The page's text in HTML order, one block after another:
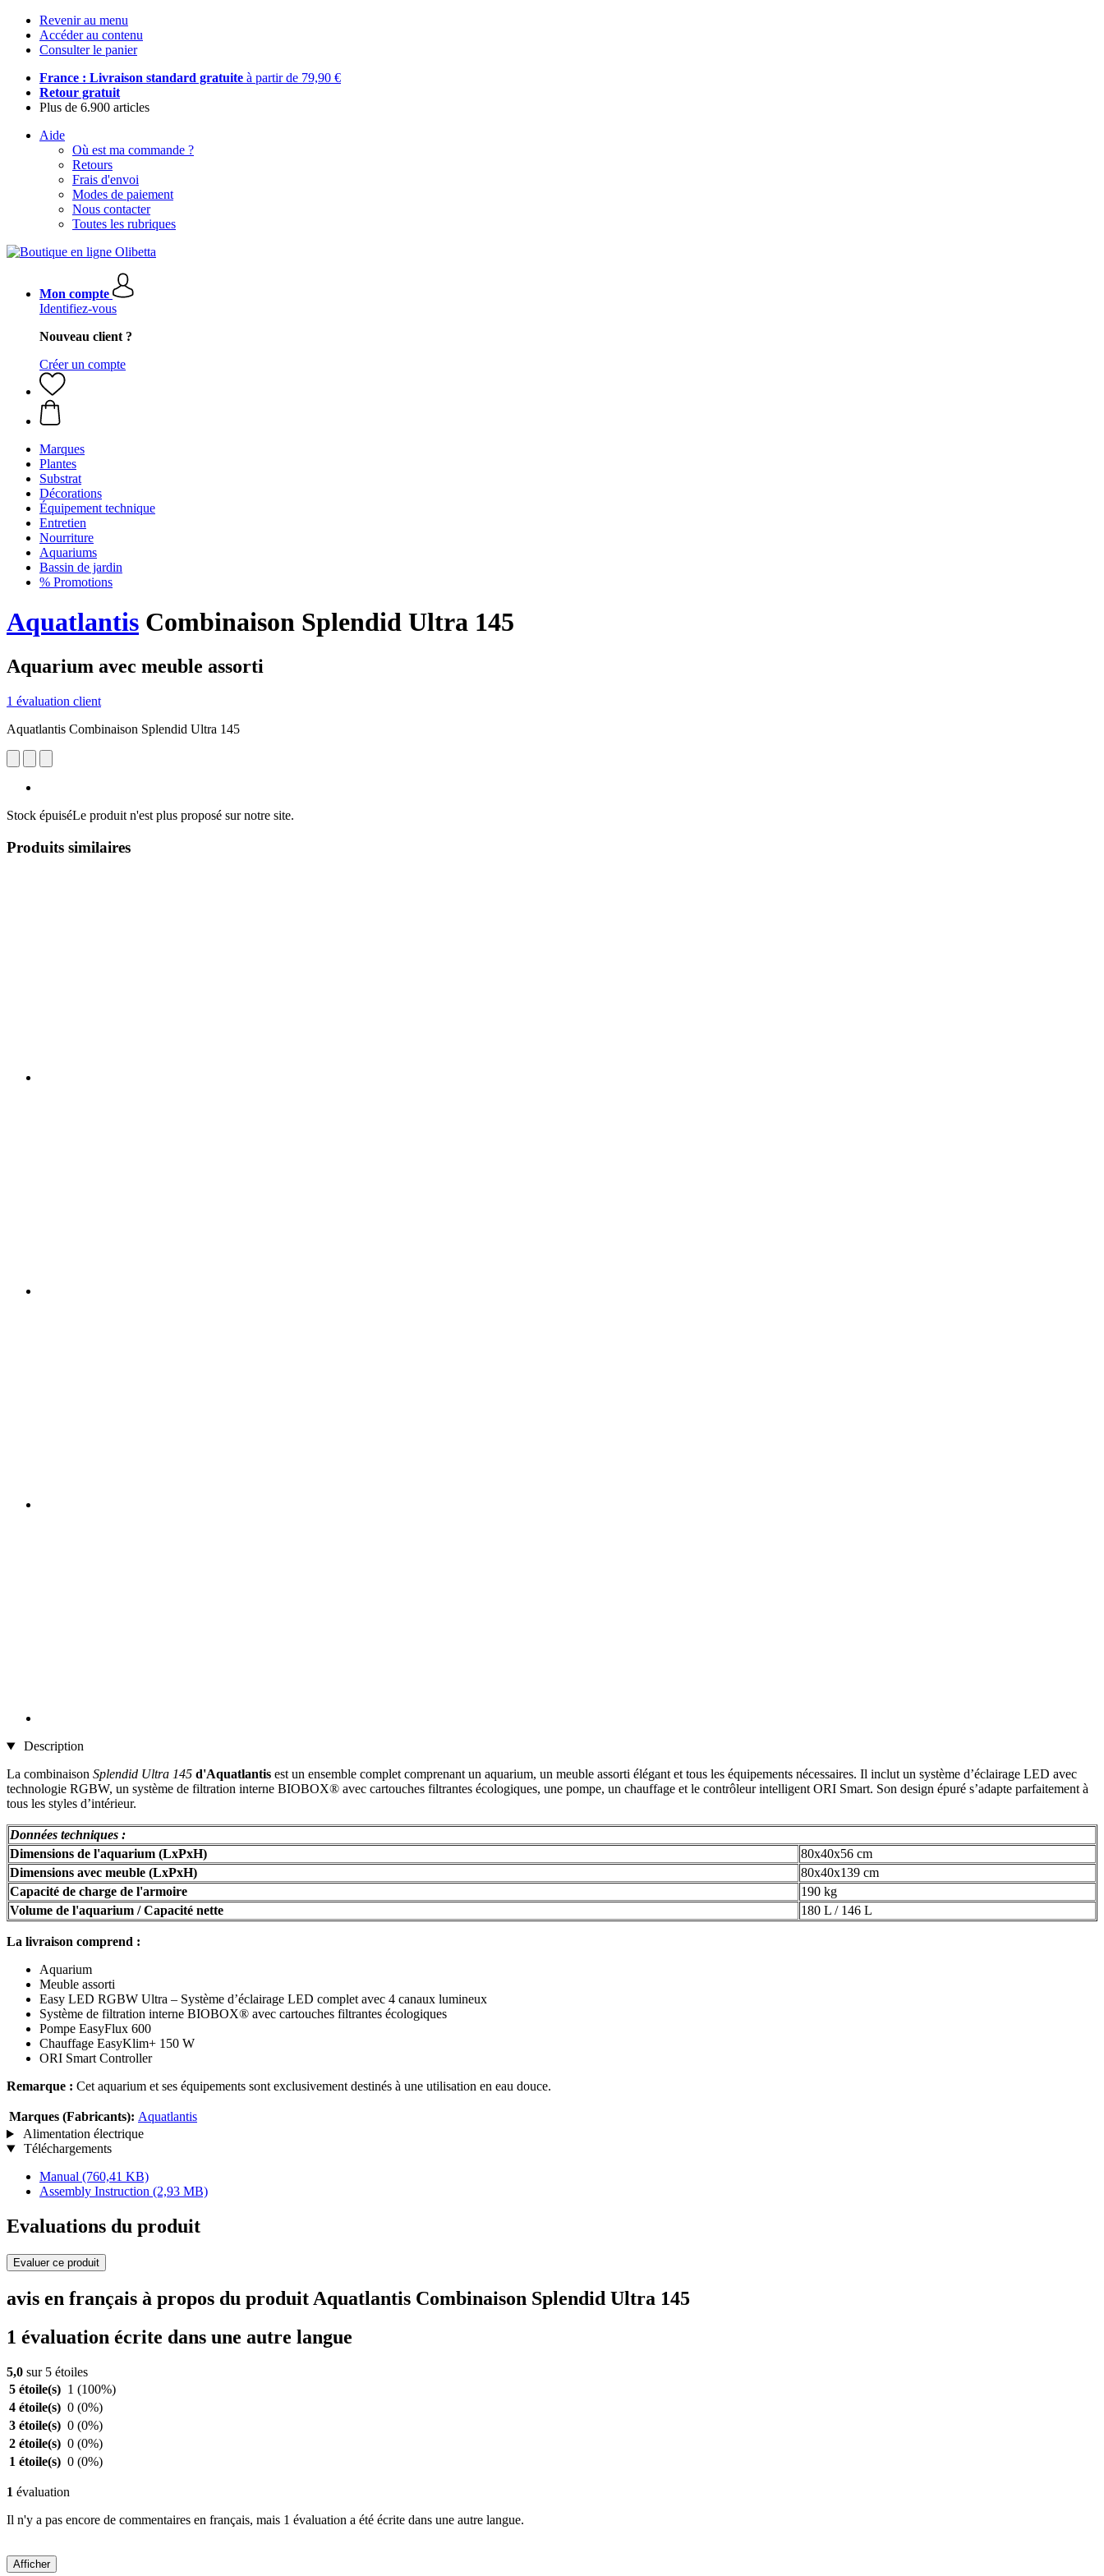
Revenir au menu
Accéder au contenu
Consulter le panier
France : Livraison standard gratuite à partir de 79,90 €
Retour gratuit
Plus de 6.900 articles
Aide
Où est ma commande ?
Retours
Frais d'envoi
Modes de paiement
Nous contacter
Toutes les rubriques
Mon compte
Identifiez-vous
Nouveau client ?
Créer un compte
Marques
Plantes
Substrat
Décorations
Équipement technique
Entretien
Nourriture
Aquariums
Bassin de jardin
% Promotions
Aquatlantis Combinaison Splendid Ultra 145
Aquarium avec meuble assorti
1 évaluation client
Aquatlantis Combinaison Splendid Ultra 145
Stock épuiséLe produit n'est plus proposé sur notre site.
Produits similaires
Description
La combinaison Splendid Ultra 145 d'Aquatlantis est un ensemble complet comprenant un aquarium, un meuble assorti élégant et tous les équipements nécessaires. Il inclut un système d’éclairage LED avec
technologie RGBW, un système de filtration interne BIOBOX® avec cartouches filtrantes écologiques, une pompe, un chauffage et le contrôleur intelligent ORI Smart. Son design épuré s’adapte parfaitement à
tous les styles d’intérieur.
Données techniques :
Dimensions de l'aquarium (LxPxH)
80x40x56 cm
Dimensions avec meuble (LxPxH)
80x40x139 cm
Capacité de charge de l'armoire
190 kg
Volume de l'aquarium / Capacité nette
180 L / 146 L
La livraison comprend :
Aquarium
Meuble assorti
Easy LED RGBW Ultra – Système d’éclairage LED complet avec 4 canaux lumineux
Système de filtration interne BIOBOX® avec cartouches filtrantes écologiques
Pompe EasyFlux 600
Chauffage EasyKlim+ 150 W
ORI Smart Controller
Remarque : Cet aquarium et ses équipements sont exclusivement destinés à une utilisation en eau douce.
Marques (Fabricants): Aquatlantis
Alimentation électrique
Téléchargements
Manual (760,41 KB)
Assembly Instruction (2,93 MB)
Evaluations du produit
Evaluer ce produit
avis en français à propos du produit Aquatlantis Combinaison Splendid Ultra 145
1 évaluation écrite dans une autre langue
5,0 sur 5 étoiles
5 étoile(s) 1 (100%)
4 étoile(s) 0 (0%)
3 étoile(s) 0 (0%)
2 étoile(s) 0 (0%)
1 étoile(s) 0 (0%)
1 évaluation
Il n'y a pas encore de commentaires en français, mais 1 évaluation a été écrite dans une autre langue.
Afficher